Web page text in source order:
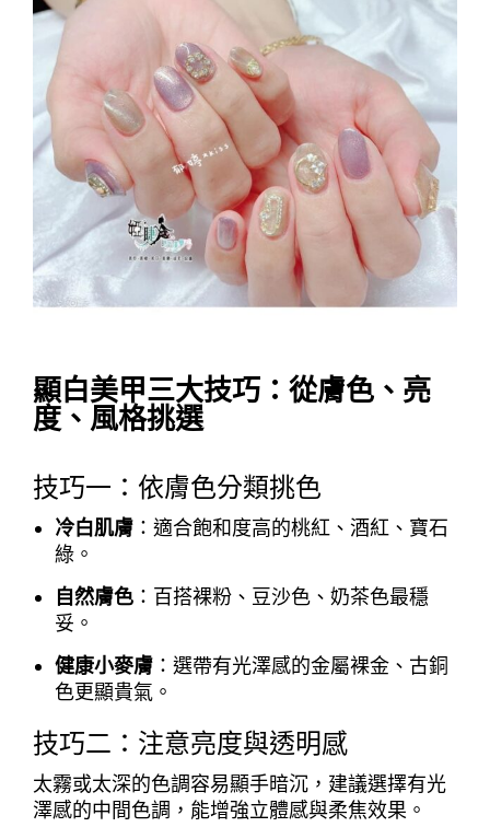
顯白美甲三大技巧：從膚色、亮
度、風格挑選
技巧一：依膚色分類挑色
冷白肌膚 ：適合飽和度高的桃紅、酒紅、寶石
綠。
自然膚色 ：百搭裸粉、豆沙色、奶茶色最穩
妥。
健康小麥膚 ：選帶有光澤感的金屬裸金、古銅
色更顯貴氣。
技巧二：注意亮度與透明感
太霧或太深的色調容易顯手暗沉，建議選擇有光
澤感的中間色調，能增強立體感與柔焦效果。